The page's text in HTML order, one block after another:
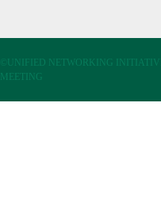
©UNIFIED NETWORKING
MEETING